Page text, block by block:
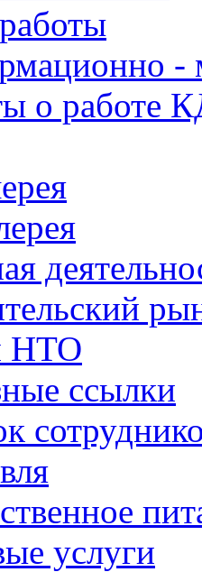
-
о работе
НТО
ссылки
услуги